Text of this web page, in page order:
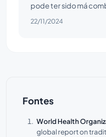
pode ter sido má
22/11/2024
Fontes
World Health
global report on